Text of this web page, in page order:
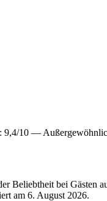
9,4/10 —
Beliebtheit bei Gästen
am 6. August 2026.